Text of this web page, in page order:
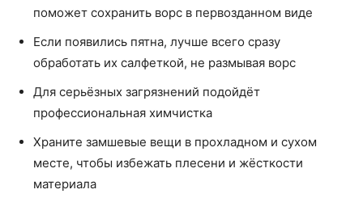
поможет сохранить ворс в первозданном виде
Если появились пятна, лучше всего сразу
обработать их салфеткой, не размывая ворс
Для серьёзных загрязнений подойдёт
профессиональная химчистка
Храните замшевые вещи в прохладном и сухом
месте, чтобы избежать плесени и жёсткости
материала